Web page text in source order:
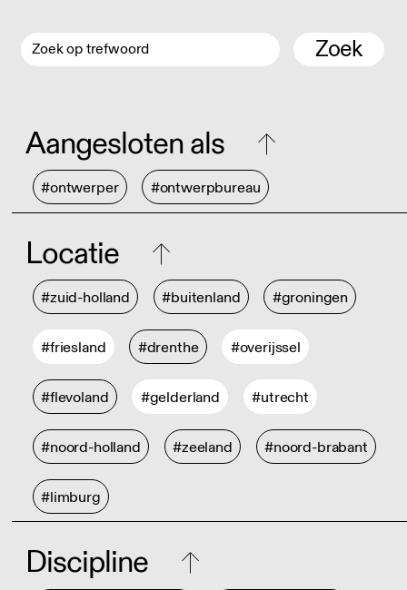
Zoek
Aangesloten als
#ontwerper #ontwerpbureau
Locatie
#zuid-holland #buitenland #groningen
#friesland #drenthe #overijssel
#flevoland #gelderland #utrecht
#noord-holland #zeeland #noord-brabant
#limburg
Discipline